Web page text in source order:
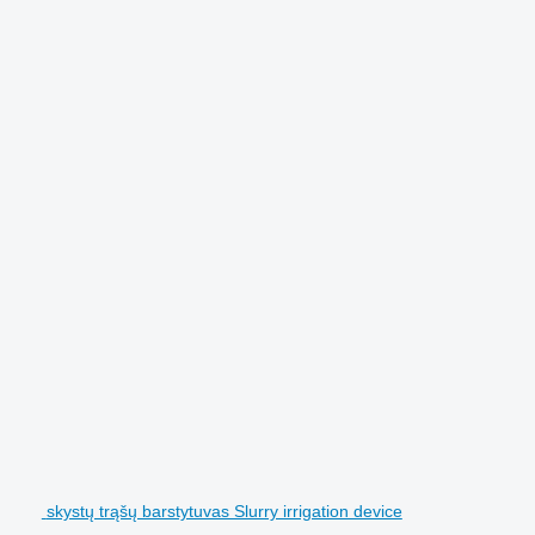
skystų trąšų barstytuvas Slurry irrigation device